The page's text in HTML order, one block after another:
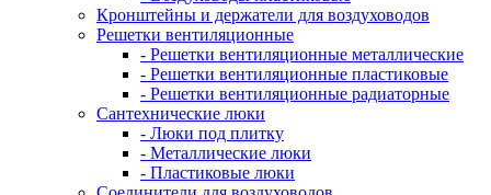
Кронштейны и держатели для воздуховодов
Решетки вентиляционные
- Решетки вентиляционные металлические
- Решетки вентиляционные пластиковые
- Решетки вентиляционные радиаторные
Сантехнические люки
- Люки под плитку
- Металлические люки
- Пластиковые люки